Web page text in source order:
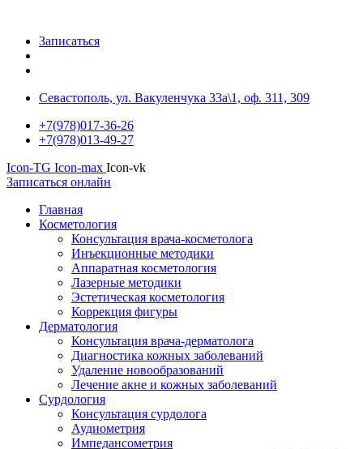
Записаться
Севастополь, ул. Вакуленчука 33а\1, оф. 311, 309
+7(978)017-36-26
+7(978)013-49-27
Icon-TG Icon-max Icon-vk
Записаться онлайн
Главная
Косметология
Консультация врача-косметолога
Инъекционные методики
Аппаратная косметология
Лазерные методики
Эстетическая косметология
Коррекция фигуры
Дерматология
Консультация врача-дерматолога
Диагностика кожных заболеваний
Удаление новообразований
Лечение акне и кожных заболеваний
Сурдология
Консультация сурдолога
Аудиометрия
Импедансометрия